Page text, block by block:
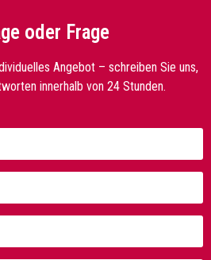
oder Frage
Angebot – schreiben Sie uns,
innerhalb von 24 Stunden.